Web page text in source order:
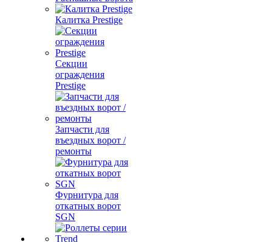
Калитка Prestige
Секции
ограждения
Prestige
Запчасти для
въездных ворот /
ремонты
Фурнитура для
откатных ворот
SGN